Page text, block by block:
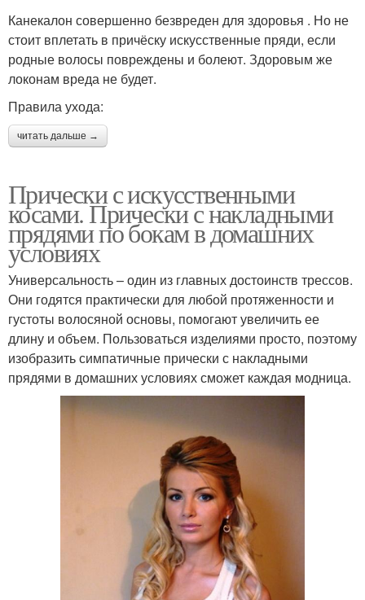
Канекалон совершенно безвреден для здоровья . Но не
стоит вплетать в причёску искусственные пряди, если
родные волосы повреждены и болеют. Здоровым же
локонам вреда не будет.
Правила ухода:
читать дальше →
Прически с искусственными
косами. Прически с накладными
прядями по бокам в домашних
условиях
Универсальность – один из главных достоинств трессов.
Они годятся практически для любой протяженности и
густоты волосяной основы, помогают увеличить ее
длину и объем. Пользоваться изделиями просто, поэтому
изобразить симпатичные прически с накладными
прядями в домашних условиях сможет каждая модница.